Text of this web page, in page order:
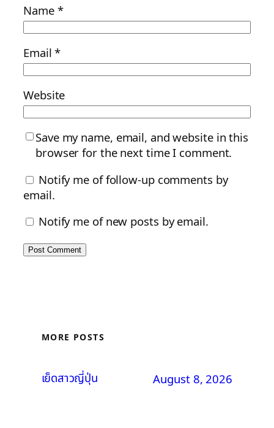
Name *
Email*
Website
Save my name, email, and website in this
browser for the next time I comment.
Notify me of follow-up comments by
email.
Notify me of new posts by email.
MORE POSTS
เย็ดสาวญี่ปุ่น August 8, 2026